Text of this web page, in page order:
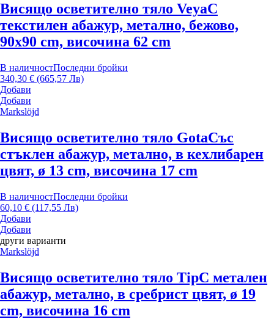
Висящо осветително тяло VeyaС
текстилен абажур, метално, бежово,
90x90 cm, височина 62 cm
В наличностПоследни бройки
340,30 € (665,57 Лв)
Добави
Добави
Markslöjd
Висящо осветително тяло GotaСъс
стъклен абажур, метално, в кехлибарен
цвят, ø 13 cm, височина 17 cm
В наличностПоследни бройки
60,10 € (117,55 Лв)
Добави
Добави
други варианти
Markslöjd
Висящо осветително тяло TipС метален
абажур, метално, в сребрист цвят, ø 19
cm, височина 16 cm